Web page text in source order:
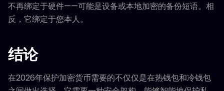
不再绑定于硬件——可能是设备或本地加密的备份短语。相
反，它绑定于您本人。
结论
在2026年保护加密货币需要的不仅仅是在热钱包和冷钱包